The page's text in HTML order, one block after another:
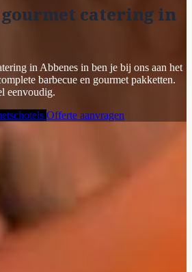
gourmet catering in
in Abbenes in ben je bij ons aan het
barbecue en gourmet pakketten.
eenvoudig.
Offerte aanvragen